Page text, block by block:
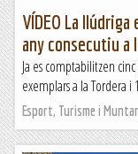
VÍDEO La
any consecutiu a
Ja es comptabilitzen
exemplars a la Tordera i
Esport, Turisme i